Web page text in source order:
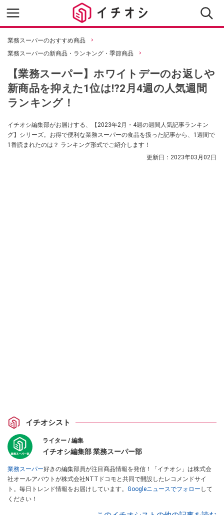
業務スーパーのおすすめ商品
業務スーパーの新商品・ランキング・季節商品
【業務スーパー】ホワイトデーのお返しや
新商品を抑えた1位は⁉2月4週の人気週間
ランキング！
イチオシ編集部がお届けする、【2023年2月・4週の週間人気記事ランキン
グ】シリーズ。お得で便利な業務スーパーの食品を扱った記事から、1週間で
1番読まれたのは？ ランキング形式でご紹介します！
更新日： 2023年03月02日
イチオシスト
ライター / 編集
イチオシ編集部 業務スーパー部
業務スーパー好きの編集部員が注目商品情報を発信！「イチオシ」は株式会
社オールアバウトが株式会社NTTドコモと共同で開設したレコメンドサイ
ト。毎日トレンド情報をお届けしています。 Googleニュースでフォロー して
ください！